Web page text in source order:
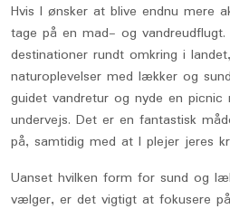
Hvis I ønsker at blive endnu mere
tage på en mad- og
destinationer rundt omkring i
naturoplevelser med lækker og
guidet vandretur og nyde en picnic
undervejs. Det er en fantastisk
på, samtidig med at I plejer jeres
Uanset hvilken form for sund og
vælger, er det vigtigt at fokusere